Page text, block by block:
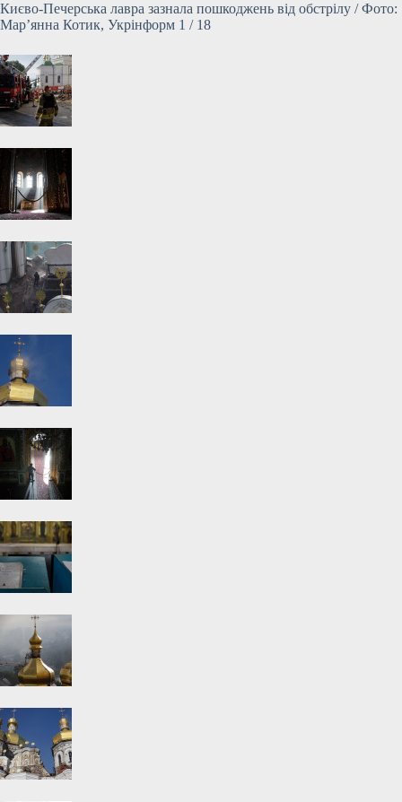
Києво-Печерська лавра зазнала пошкоджень від обстрілу / Фото:
Мар’янна Котик, Укрінформ 1 / 18